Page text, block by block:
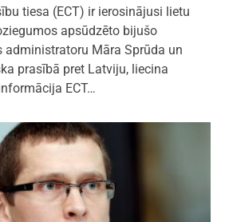
tiesa (ECT) ir ierosinājusi lietu
apsūdzēto bijušo
administratoru Māra Sprūda un
prasībā pret Latviju, liecina
ECT…